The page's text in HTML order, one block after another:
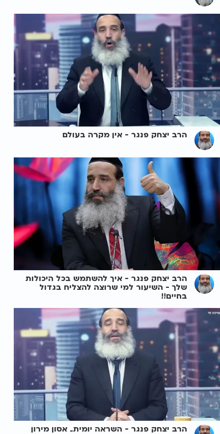
הרב יצחק פנגר - אין מקרה בעולם
הרב יצחק פנגר - איך להשתמש בכל היכולות
שלך - השיעור למי שרוצה להצליח בגדול
בחיים!!
הרב יצחק פנגר - השראה יומית_ אסון מירון